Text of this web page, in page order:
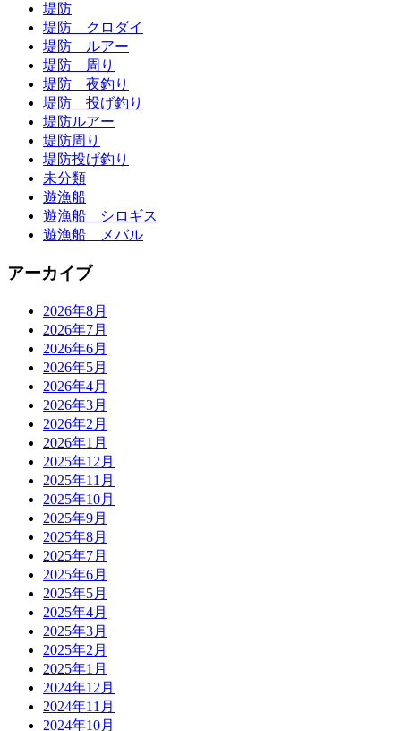
堤防
堤防 クロダイ
堤防 ルアー
堤防 周り
堤防 夜釣り
堤防 投げ釣り
堤防ルアー
堤防周り
堤防投げ釣り
未分類
遊漁船
遊漁船 シロギス
遊漁船 メバル
アーカイブ
2026年8月
2026年7月
2026年6月
2026年5月
2026年4月
2026年3月
2026年2月
2026年1月
2025年12月
2025年11月
2025年10月
2025年9月
2025年8月
2025年7月
2025年6月
2025年5月
2025年4月
2025年3月
2025年2月
2025年1月
2024年12月
2024年11月
2024年10月